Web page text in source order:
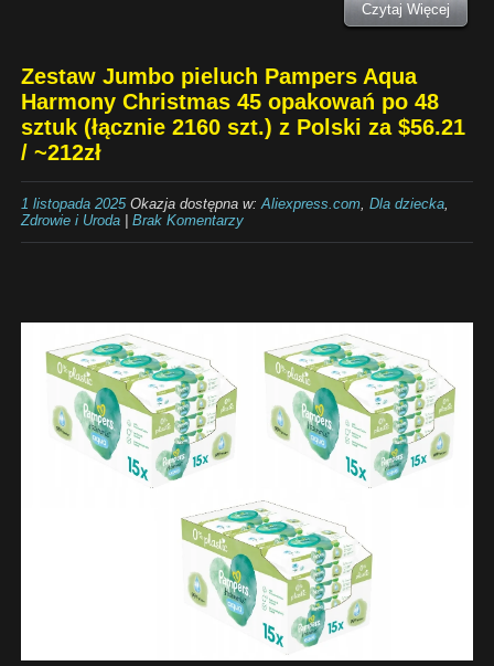
Czytaj Więcej
Zestaw Jumbo pieluch Pampers Aqua
Harmony Christmas 45 opakowań po 48
sztuk (łącznie 2160 szt.) z Polski za $56.21
/ ~212zł
1 listopada 2025Okazja dostępna w:Aliexpress.com, Dla dziecka,
Zdrowie i Uroda| Brak Komentarzy